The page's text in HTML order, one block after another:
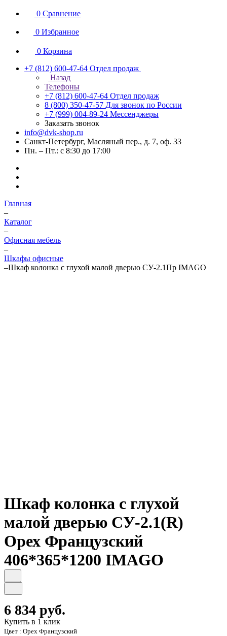
0 Сравнение
0 Избранное
0 Корзина
+7 (812) 600-47-64 Отдел продаж
Назад
Телефоны
+7 (812) 600-47-64 Отдел продаж
8 (800) 350-47-57 Для звонок по России
+7 (999) 004-89-24 Мессенджеры
Заказать звонок
info@dvk-shop.ru
Санкт-Петербург, Масляный пер., д. 7, оф. 33
Пн. – Пт.: с 8:30 до 17:00
Главная
–
Каталог
–
Офисная мебель
–
Шкафы офисные
–Шкаф колонка с глухой малой дверью СУ-2.1Пр IMAGO
Шкаф колонка с глухой
малой дверью СУ-2.1(R)
Орех Французcкий
406*365*1200 IMAGO
6 834 руб.
Купить в 1 клик
Цвет : Орех Французский